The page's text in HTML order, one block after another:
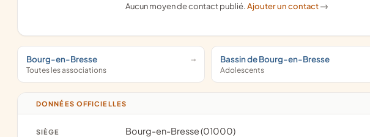
Aucun moyen de contact publié.Ajouter un contact ->
Bourg-en-Bresse
Toutes les associations
Bassin de Bourg-en-Bresse
Adolescents
DONNÉES OFFICIELLES
SIÈGE Bourg-en-Bresse (01000)